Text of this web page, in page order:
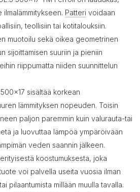
Patteri voidaan
teollisiin tai kotitalouksiin.
muotoilu sekä oikea geometrinen
sijoittamisen suuriin ja pieniin
riippumatta niiden suunnittelun
sisältää korkean
lämmityksen nopeuden. Toisin
paljon paremmin kuin valurauta-tai
ja luovuttaa lämpöä ympäröivään
veden saannin jälkeen.
koostumuksesta, joka
voi palvella useita vuosia ilman
pilaantumista millään muulla tavalla.